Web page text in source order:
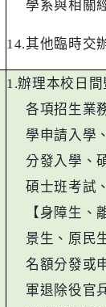
學系與相關
14.其他臨時交
1.辦理本校日間
各項招生業
學申請入學
分發入學、
碩士班考試
【身障生、
景生、原民
名額分發或
軍退除役官